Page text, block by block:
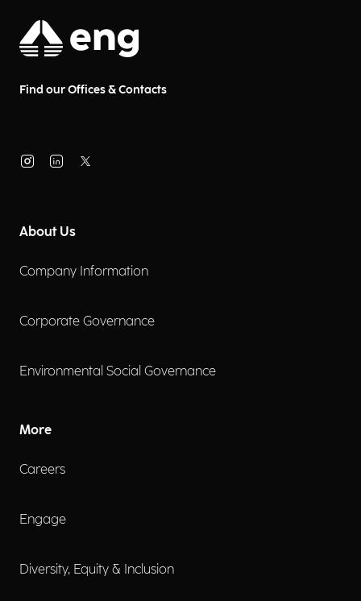
Find our Offices & Contacts
About Us
Company Information
Corporate Governance
Environmental Social Governance
More
Careers
Engage
Diversity, Equity & Inclusion